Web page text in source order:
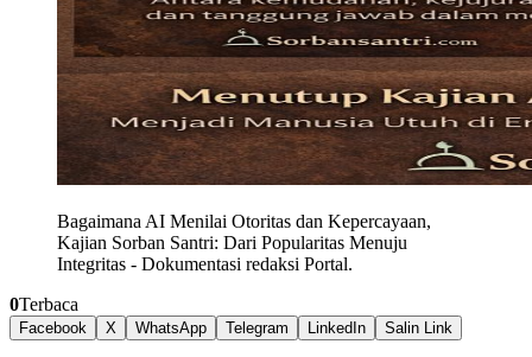
Bagaimana AI Menilai Otoritas dan Kepercayaan,
Kajian Sorban Santri: Dari Popularitas Menuju
Integritas - Dokumentasi redaksi Portal.
0Terbaca
Facebook X WhatsApp Telegram LinkedIn Salin Link